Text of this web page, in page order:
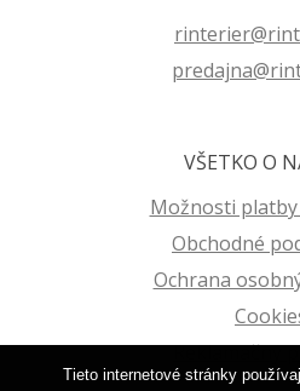
VŠETKO O
Možnosti
Obchodné
Ochrana
Reklamačný
Tieto internetové stránky